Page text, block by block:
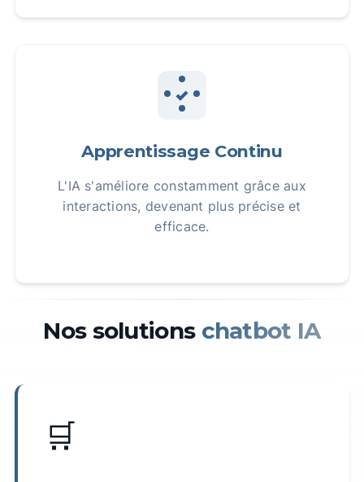
Apprentissage Continu
L'IA s'améliore constamment grâce aux
interactions, devenant plus précise et
efficace.
Nos solutions chatbot IA
🛒